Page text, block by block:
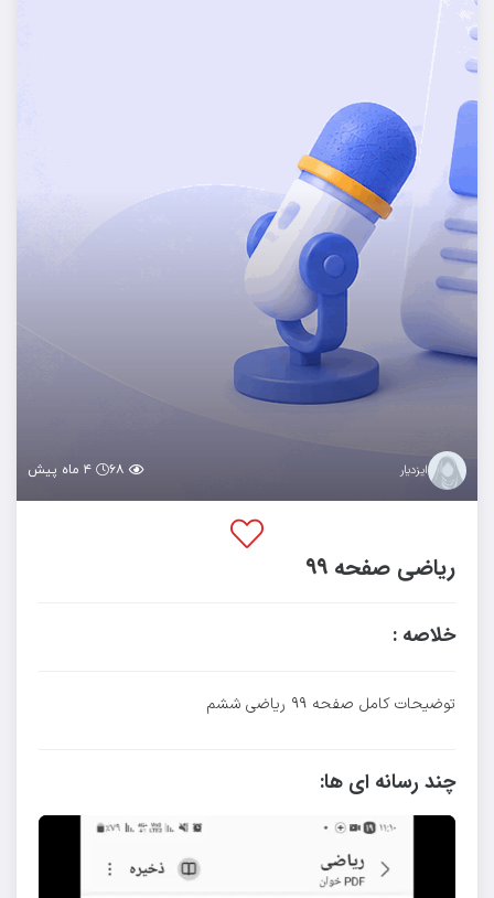
ایزدیار ۶۸ ۴ ماه پیش
ریاضی صفحه ۹۹
خلاصه :
توضیحات کامل صفحه ۹۹ ریاضی ششم
چند رسانه ای ها: